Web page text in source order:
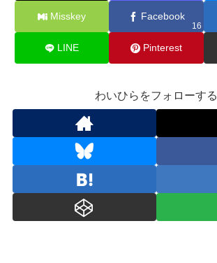
Misskey Facebook
16
LINE Pinterest
わいひらをフォローする